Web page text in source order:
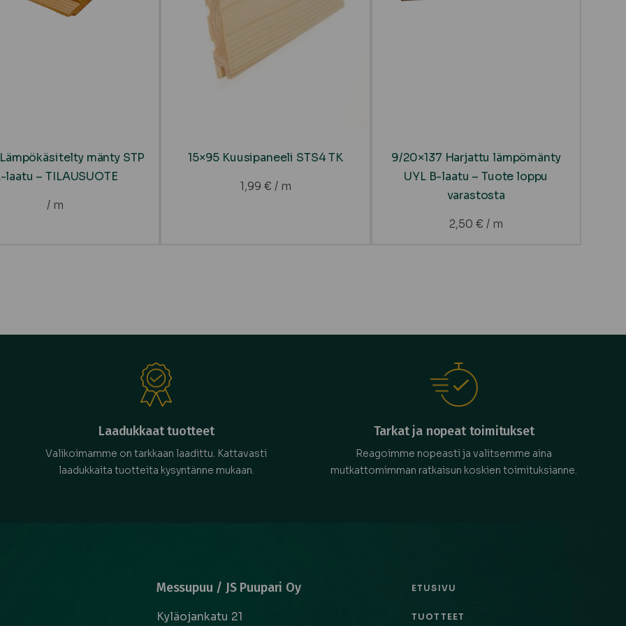
mänty STP
laatu – TILAUSUOTE
/ m
15×95 Kuusipaneeli STS4 TK
1,99 € / m
9/20×137 Harjattu lämpömänty
UYL B-laatu – Tuote loppu
varastosta
2,50 € / m
Laadukkaat tuotteet
Valikoimamme on tarkkaan laadittu. Kattavasti
laadukkaita tuotteita kysyntänne mukaan.
Tarkat ja nopeat toimitukset
Reagoimme nopeasti ja valitsemme aina
mutkattomimman ratkaisun koskien toimituksianne.
Messupuu / JS Puupari Oy
Kyläojankatu 21
ETUSIVU
TUOTTEET